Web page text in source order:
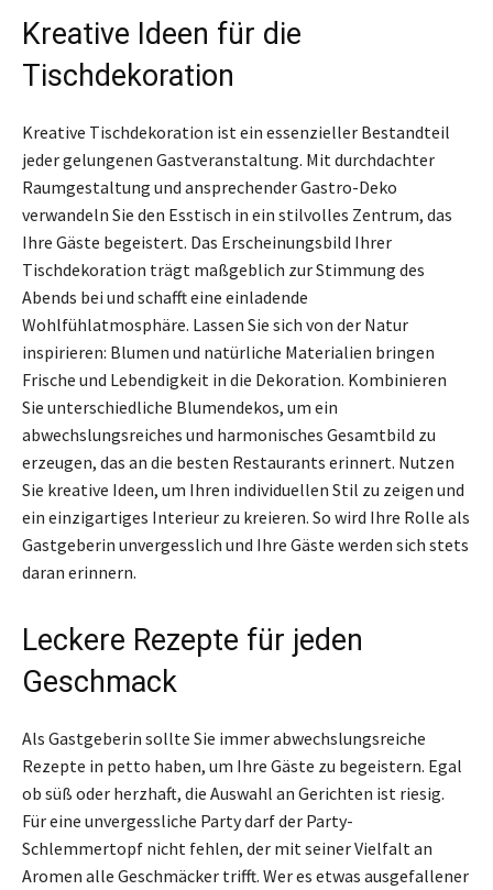
Kreative Ideen für die
Tischdekoration
Kreative Tischdekoration ist ein essenzieller Bestandteil
jeder gelungenen Gastveranstaltung. Mit durchdachter
Raumgestaltung und ansprechender Gastro-Deko
verwandeln Sie den Esstisch in ein stilvolles Zentrum, das
Ihre Gäste begeistert. Das Erscheinungsbild Ihrer
Tischdekoration trägt maßgeblich zur Stimmung des
Abends bei und schafft eine einladende
Wohlfühlatmosphäre. Lassen Sie sich von der Natur
inspirieren: Blumen und natürliche Materialien bringen
Frische und Lebendigkeit in die Dekoration. Kombinieren
Sie unterschiedliche Blumendekos, um ein
abwechslungsreiches und harmonisches Gesamtbild zu
erzeugen, das an die besten Restaurants erinnert. Nutzen
Sie kreative Ideen, um Ihren individuellen Stil zu zeigen und
ein einzigartiges Interieur zu kreieren. So wird Ihre Rolle als
Gastgeberin unvergesslich und Ihre Gäste werden sich stets
daran erinnern.
Leckere Rezepte für jeden
Geschmack
Als Gastgeberin sollte Sie immer abwechslungsreiche
Rezepte in petto haben, um Ihre Gäste zu begeistern. Egal
ob süß oder herzhaft, die Auswahl an Gerichten ist riesig.
Für eine unvergessliche Party darf der Party-
Schlemmertopf nicht fehlen, der mit seiner Vielfalt an
Aromen alle Geschmäcker trifft. Wer es etwas ausgefallener